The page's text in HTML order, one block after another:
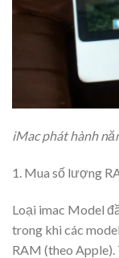
iMac phát hành
1. Mua số lượng
Loại imac Model
trong khi các
RAM (theo Apple).